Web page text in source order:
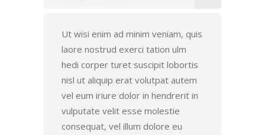
Ut wisi enim ad minim veniam, quis
laore nostrud exerci tation ulm
hedi corper turet suscipit lobortis
nisl ut aliquip erat volutpat autem
vel eum iriure dolor in hendrerit in
vulputate velit esse molestie
consequat, vel illum dolore eu